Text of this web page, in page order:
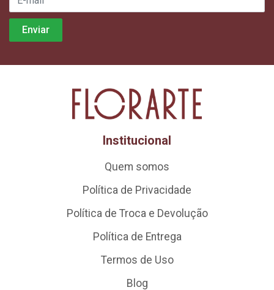
Institucional
Quem somos
Política de Privacidade
Política de Troca e Devolução
Política de Entrega
Termos de Uso
Blog